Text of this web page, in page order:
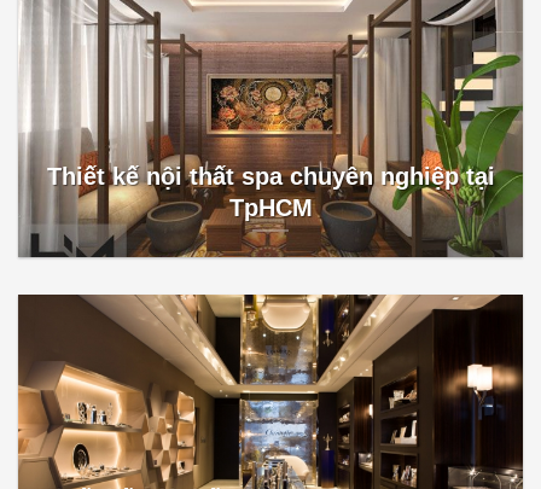
Thiết kế nội thất spa chuyên nghiệp tại
TpHCM